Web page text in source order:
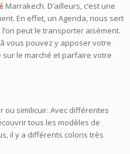
Marrakech. D’ailleurs, c’est une
En effet, un Agenda, nous sert
peut le transporter aisément.
vous pouvez y apposer votre
le marché et parfaire votre
ou similicuir. Avec différentes
tous les modèles de
il y a différents coloris très